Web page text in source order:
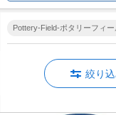
Pottery-Field-ポタリーフィー
絞り